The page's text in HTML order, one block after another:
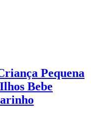
Pequena
Bebe